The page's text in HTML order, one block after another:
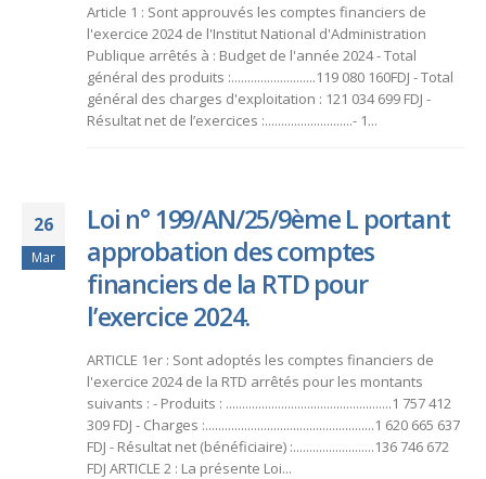
Article 1 : Sont approuvés les comptes financiers de
l'exercice 2024 de l'Institut National d'Administration
Publique arrêtés à : Budget de l'année 2024 - Total
général des produits :..........................119 080 160FDJ - Total
général des charges d'exploitation : 121 034 699 FDJ -
Résultat net de l’exercices :...........................- 1...
26
Mar
Loi n° 199/AN/25/9ème L portant
approbation des comptes
financiers de la RTD pour
l’exercice 2024.
ARTICLE 1er : Sont adoptés les comptes financiers de
l'exercice 2024 de la RTD arrêtés pour les montants
suivants : - Produits : ...................................................1 757 412
309 FDJ - Charges :....................................................1 620 665 637
FDJ - Résultat net (bénéficiaire) :.........................136 746 672
FDJ ARTICLE 2 : La présente Loi...